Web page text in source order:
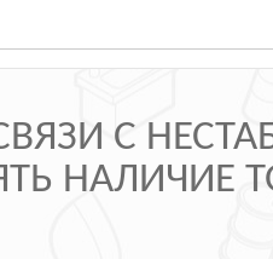
С
НАЛИЧИЕ